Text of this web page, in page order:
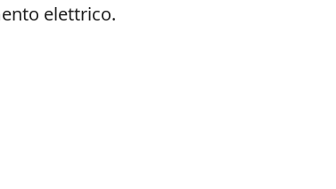
elettrico.